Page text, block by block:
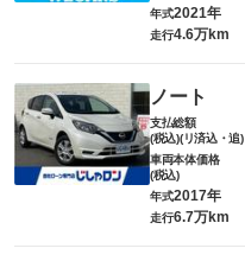
年式2021年
走行4.6万km
ノート
支払総額
(税込)(リ済込・追)
車両本体価格
(税込)
年式2017年
走行6.7万km